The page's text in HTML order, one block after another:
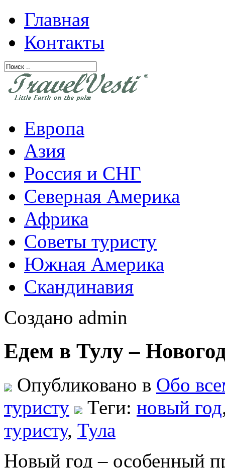
Главная
Контакты
Европа
Азия
Россия и СНГ
Северная Америка
Африка
Советы туристу
Южная Америка
Скандинавия
Создано admin
Едем в Тулу –
Опубликовано в Обо
туристу
Теги: новый год
туристу, Тула
Новый год – особенный